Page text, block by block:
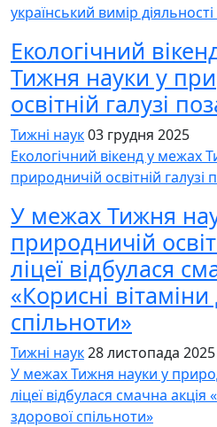
український вимір
Екологічний
Тижня науки у
освітній галузі
Тижні наук03 грудня 2025
Екологічний вікенд у межах
природничій освітній галузі
У межах Тижня
природничій
ліцеї відбулася
«Корисні
спільноти»
Тижні наук28 листопада 2025
У межах Тижня науки у
ліцеї відбулася смачна акція
здорової спільноти»